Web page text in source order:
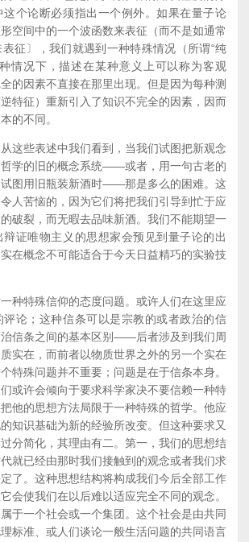
这个论断必须指出一个例外。如果在量子论
空间中的一个波函数来表征（而不是如通常
征〕，我们就遇到一种特殊情况（所谓“纯
情况下，描述在某种意义上可以称为客观
的因素不直接在那里出现。但是因为每种测
特征）重新引入了知识不完全的因素，因而
的不同。
些表述中我们看到，当我们试图把新观念
哲学的旧的概念系统——或者，用一句古老的
试图用旧瓶装新酒时——那是多么的困难。这
人苦恼的，因为它们将把我们引导到忙于应
破裂，而无暇去品味新酒。我们不能期望一
证唯物主义的思想家会预见到量子论的出
在概念不可能适合于今天日益精巧的实验技
特殊信仰的态度问题。或许人们在这里应
评论；这种信条可以是宗教的或者政治的信
信条之间的基本区别——后者涉及到我们周
实在，而前者以物质世界之外的另一个实在
殊问题并不重要；问题是在于信条本身。
或许会倾向于要求科学家决不要信赖一种特
他的思想方法局限于一种特殊的哲学。他应
知识基础为新的经验所改变。但这种要求又
分简化，其理由有二。第一，我们的思想结
就已经由那时我们接触到的观念或者我们求
了。这种思想结构将构成我们今后全部工作
会使我们在以后难以适应完全不同的观念。
于一个社会或一个集团。这个社会是由共同
标准、或人们谈论一般生活问题的共同语言